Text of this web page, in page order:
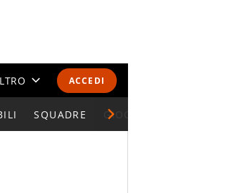
ACCEDI
E CLASSIFICHE
SQUADRE GIOCATORI SERIE A